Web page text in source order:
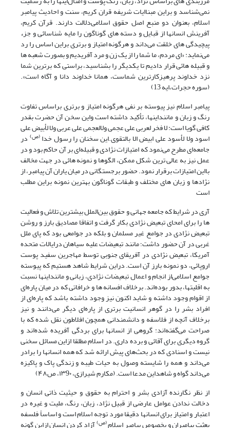
نمی‌شناسد و بر‌این مبنا‌ایات شریفه قران کریم، سنت و احادیث پیامبر
اسلام، بعنوان دو منبع اصل حقوق اسلامی‌دلالت دارند. قرآن کریم،
آفرینش انسانها از قبایل و دسته های گوناگون را مایه شناسائی و جزء
پیچیدگی های خلقت می‌داند و هرگونه امتیاز و برتری بر‌این اساس را رد
می‌نماید: «ای مردم، ما شما را از یک زن و مرد آفریدیم و بصورت شعبه ها
و قبیله هائی قرار دادیم تا یکدیگر را بشناسید، براستی که برترین شما
نزد خداوند پرهیزکارترین شماست، همانا خداوند دانا و آگاه است».
(سوره حجرات،‌ایه 13)
پیامبر اسلام نیز پیوسته بر نفی هرگونه امتیاز و برتری براساس تفاوت
رنگ و زبان و مانند‌اینها، تأکید داشته است و‌این سخن آن حضرت بقدر
کافی گویا است: لا فخر لعربی على عجمی ولالعجمی على عربی ولا لأبیض على
اسود ولا لأسود على ابیض الا بالتقوی.‌این سخنان را رسول خدا(ص) در
جامعه‌ای مطرح می‌نمود که امتیازات نژادی و قبیله‌ای بر آن حاکم بود و در
عمل نیز به عالی ترین شکل ممکن، الگوها و نمونه هائی در جهت مخالف
با‌این امتیازات برقرار نمود. حضور برجستگانی در میان یاران آن پیامبر، از
نژادها و زبان های مختلف و طبقات گوناگون بهترین نمونه براین مطلب
است
آری در شرایط که جامعه جهانی و حقوق بین‌الملل بیشترین تلاش و فعالیت
ها را برای امحای تبعیض نژادی بکار گرفت و اتفاقا مصادیق بارز و روشن
تبعیض نژادی در جوامع غیر مسلمان و بلکه در جوامعی بود که پای ملل
غربی در آن حضور داشت؛ مانند تبعیضات علیه سیاهان در‌ایالات متحده
آمریکا، تبعیض نژادی در آفریقای جنوبی توسط مهاجرین سفید پوست
اروپائی، دو نمونه بارز آن است. در‌این شرایط شاهد هستیم که پیوسته
جوامع اسلامی‌از انجام و اعمال تبعیضات نژادی، زبانی و مانند‌اینها نسبت
به اقلیتها، بدور بوده‌اند. برخلاف افسانه ها و خرافاتی که در میان پاره‌ای
از اقوام وجود داشته و شاید اکنون نیز وجود داشته باشد که پاره‌ای از
افراد بشر را در گوهر انسانیت برتری از پاره‌ای دیگر می‌دانند و نیز
برخلاف آنچه از فلاسفه و دانشمندانی همچون افلاطون نقل شده که با
صراحت می‌گفته‌اند: گروهی از انسانها برای بردگی آفریده شده‌اند و
گروه دیگری برای آقائی و برده داری. در اسلام مطلقا از‌این مسائل سخنی
نیست و اسنادی که در بحث‌های پیش ارائه شد که همه انسانها را برادر
می‌داند و همه را شایسته وصول به حیات طیبه و زندگی پاک و پاکیزه
می‌داند گواه و شاهد‌این مدعا است. (مکارم شیرازی، ۱۳9۰، ص۴۸)
از نظر نگارنده آزادی بشر و احترام به حقوق و حیثیت ذاتی انسان و
دخالت ندادن عوامل عارضی از قبیل نژاد، زبان، رنگ، ملیت و غیره در
اعتبار و امتیاز برای انسانها دقیقا مورد توجه اسلام است و اساساً فلسفه
بعثت پیامبران و بخصوص پیامبر اسلام(ص)آزاد کردن انسان از‌این گونه